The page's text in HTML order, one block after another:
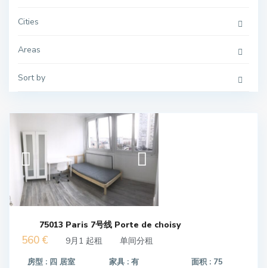
Cities
Areas
Sort by
75013 Paris 7号线 Porte de choisy
560 € 9月1 起租 单间分租
房型 : 四 居室 家具 :有 面积 : 75